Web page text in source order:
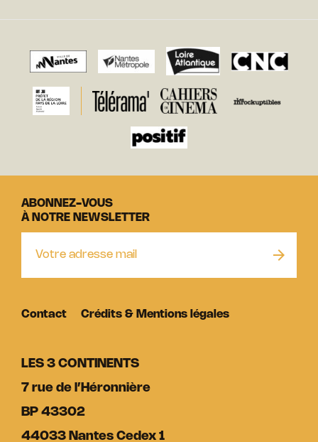
LES 3 CONTINENTS
7 rue de l’Héronnière
BP 43302
44033 Nantes Cedex 1
ABONNEZ-VOUS
À NOTRE NEWSLETTER
Contact Crédits & Mentions légales